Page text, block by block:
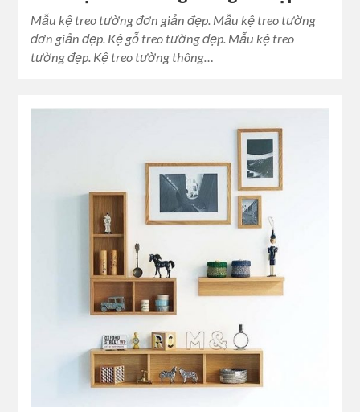
Mẫu kệ treo tường đơn giản đẹp. Mẫu kệ treo tường
đơn giản đẹp. Kệ gỗ treo tường đẹp. Mẫu kệ treo
tường đẹp. Kệ treo tường thông…